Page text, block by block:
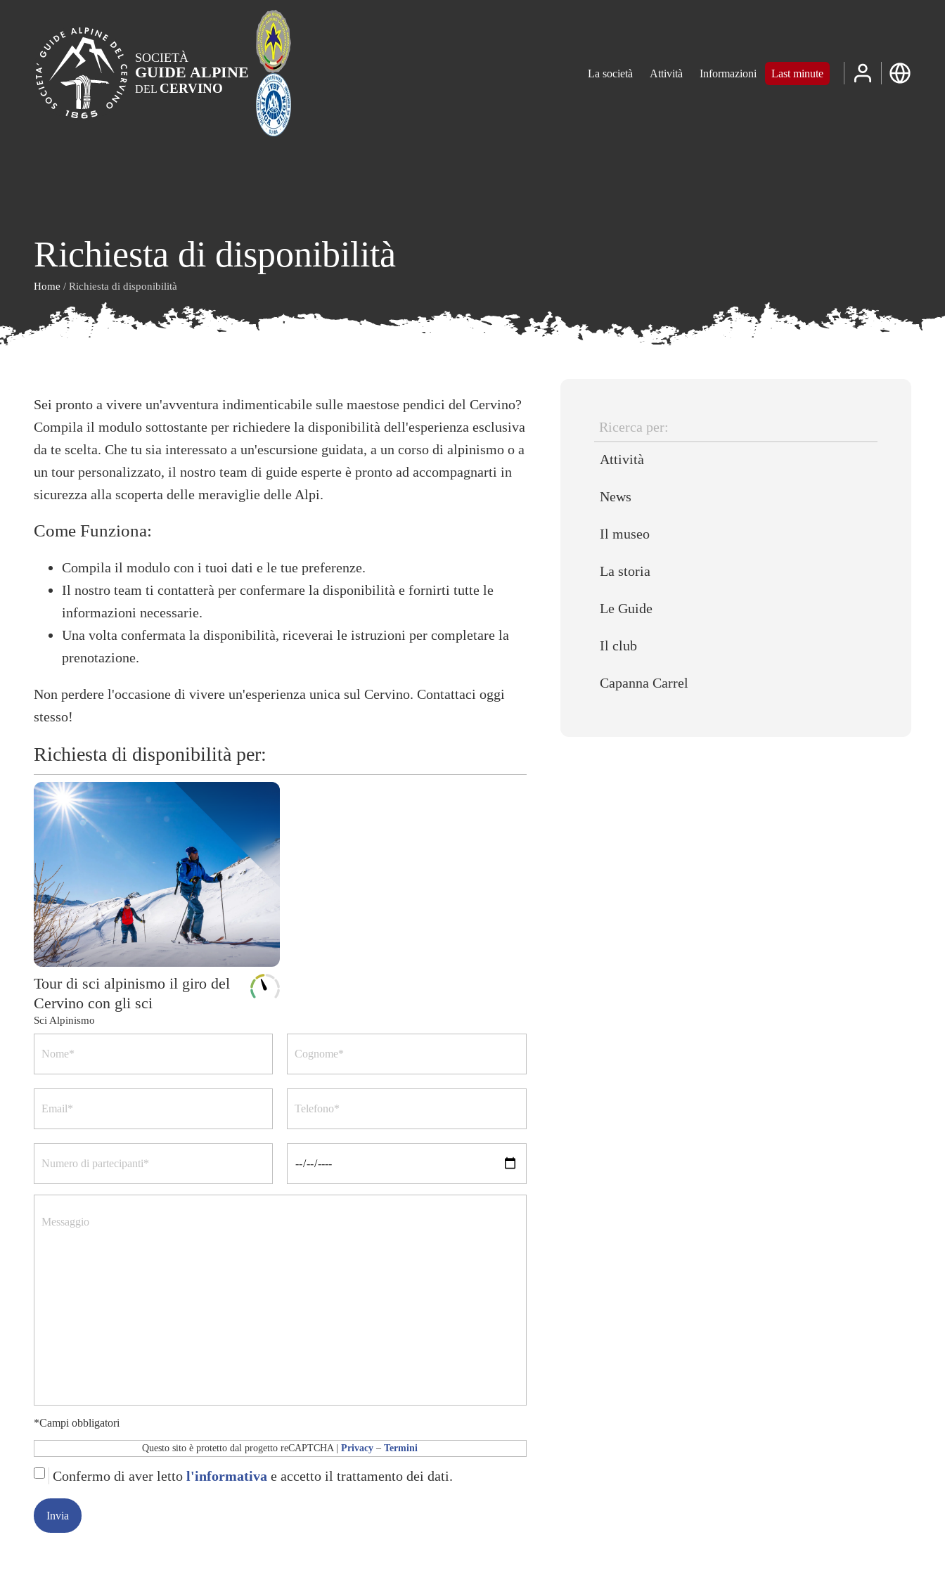
SOCIETÀ
GUIDE ALPINE
DEL CERVINO
La società Attività Informazioni Last minute
Richiesta di disponibilità
Home / Richiesta di disponibilità
Sei pronto a vivere un'avventura indimenticabile sulle maestose pendici del Cervino?
Compila il modulo sottostante per richiedere la disponibilità dell'esperienza esclusiva
da te scelta. Che tu sia interessato a un'escursione guidata, a un corso di alpinismo o a
un tour personalizzato, il nostro team di guide esperte è pronto ad accompagnarti in
sicurezza alla scoperta delle meraviglie delle Alpi.
Come Funziona:
Compila il modulo con i tuoi dati e le tue preferenze.
Il nostro team ti contatterà per confermare la disponibilità e fornirti tutte le
informazioni necessarie.
Una volta confermata la disponibilità, riceverai le istruzioni per completare la
prenotazione.​
Non perdere l'occasione di vivere un'esperienza unica sul Cervino. Contattaci oggi
stesso!
Richiesta di disponibilità per:
Tour di sci alpinismo il giro del
Cervino con gli sci
Sci Alpinismo
*Campi obbligatori
Questo sito è protetto dal progetto reCAPTCHA |Privacy –Termini
Confermo di aver letto l'informativa e accetto il trattamento dei dati.
Ricerca
per:
Attività
News
Il museo
La storia
Le Guide
Il club
Capanna Carrel